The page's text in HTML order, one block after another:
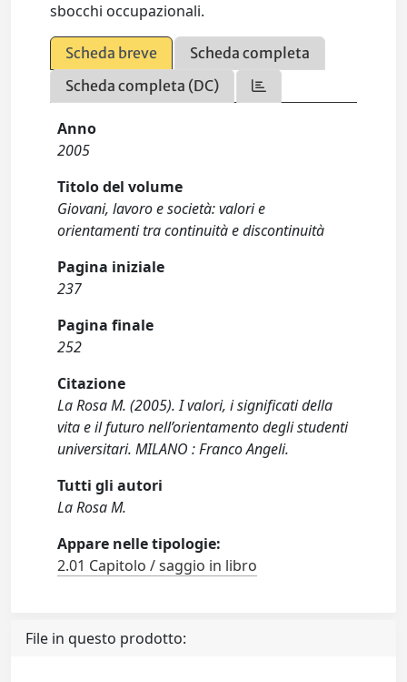
sbocchi occupazionali.
Scheda breve
Scheda completa
Scheda completa (DC)
Anno
2005
Titolo del volume
Giovani, lavoro e società: valori e
orientamenti tra continuità e discontinuità
Pagina iniziale
237
Pagina finale
252
Citazione
La Rosa M. (2005). I valori, i significati della
vita e il futuro nell’orientamento degli studenti
universitari. MILANO : Franco Angeli.
Tutti gli autori
La Rosa M.
Appare nelle tipologie:
2.01 Capitolo / saggio in libro
File in questo prodotto: